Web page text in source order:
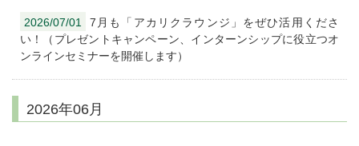
2026/07/01
7月も「アカリクラウンジ」をぜひ活用くださ
い！（プレゼントキャンペーン、インターンシップに役立つオ
ンラインセミナーを開催します）
2026年06月